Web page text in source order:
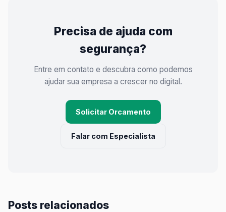
Precisa de ajuda com
segurança?
Entre em contato e descubra como podemos
ajudar sua empresa a crescer no digital.
Solicitar Orcamento
Falar com Especialista
Posts relacionados